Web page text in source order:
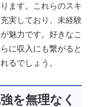
ます。これらのスキ
実しており、未経験
魅力です。好きなこ
に収入にも繋がると
るでしょう。
を無理なく